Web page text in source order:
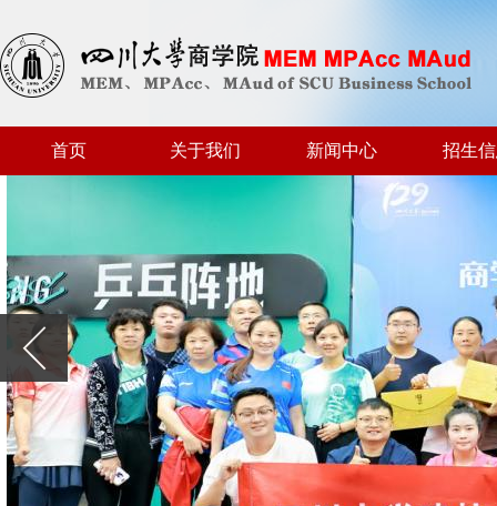
首页 关于我们 新闻中心 招生